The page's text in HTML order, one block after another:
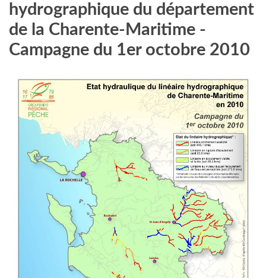
hydrographique du département
de la Charente-Maritime -
Campagne du 1er octobre 2010